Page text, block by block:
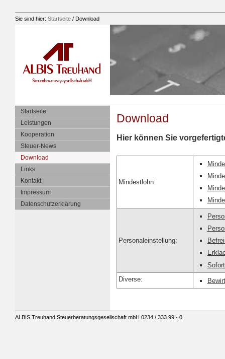
Sie sind hier: Startseite / Download
Startseite
Leistungen
Kooperation
Steuer-News
Download
Links
Kontakt
Impressum
Datenschutzerklärung
Download
Hier können Sie
Mindestlohn:
Personaleinstellung:
Diverse:
ALBIS Treuhand Steuerberatungsgesellschaft mbH 0234 / 333 99 - 0